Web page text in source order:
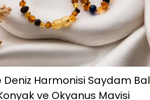
Deniz Harmonisi Saydam Bal
Konyak ve Okyanus Mavisi